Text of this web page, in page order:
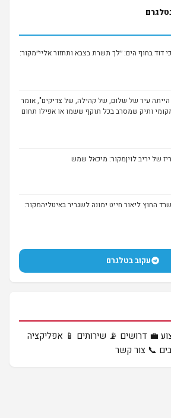
דוד בחוף הים: ״לך תשרת בצבא ותחזור אליי״מקור:
הייתה עיר של שלום, של קהילה, של צדיקים", אומר
ותיק שמסרב בכל תוקף ששמו או אפילו תחום
של יריב לויןמקור: מיכאל שמש
כמו כן- איש משרד החוץ ליאור חייט ימונה לשגריר באיטליהמקור:
עקוב בטלגרם
💼 דרושים 📡 שירותים 📱 אפליקציה
📞 צור קשר